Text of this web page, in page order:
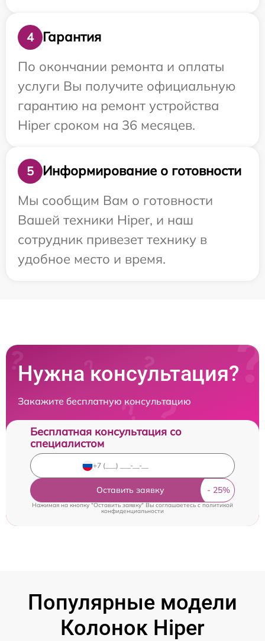
4
Гарантия
По окончании ремонта и оплаты
услуги Вы получите официальную
гарантию на ремонт устройства
Hiper сроком на 36 месяцев.
5
Информирование о готовности
Мы сообщим Вам о готовности
Вашей техники Hiper, и наш
сотрудник привезет технику в
удобное место и время.
Нужна консультация?
Закажите бесплатную консультацию
Бесплатная консультация со
специалистом
Оставить заявку
Нажимая на кнопку "Оставить заявку" Вы соглашаетесь cполитикой
конфиденциальности
Популярные модели
Колонок Hiper